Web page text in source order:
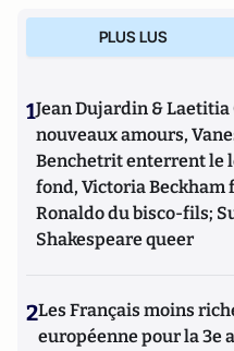
PLUS LUS
1Jean Dujardin &
nouveaux amours,
Benchetrit enterrent le
fond, Victoria
Ronaldo du bisco-fils;
Shakespeare queer
2Les Français moins
européenne pour la 3e